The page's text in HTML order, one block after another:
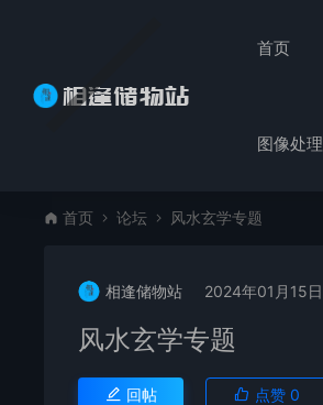
首页
图像处理
首页 论坛 风水玄学专题
相逢储物站 2024年01月15日
风水玄学专题
回帖 点赞 0